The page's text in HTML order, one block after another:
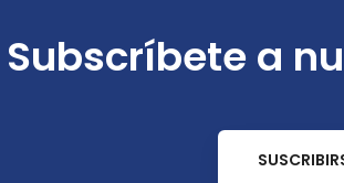
Subscríbete a